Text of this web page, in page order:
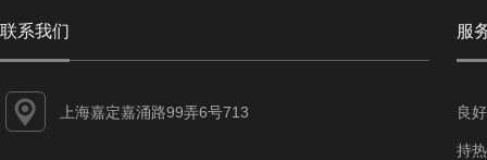
联系我们
上海嘉定嘉涌路99弄6号713
服
良
持